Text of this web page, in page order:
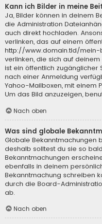
Kann ich Bilder in meine
Ja, Bilder können in deinem
die Administration
auch direkt hochladen.
verlinken, das auf einem
http://www.domain.tld/mein-
verlinken, die sich auf
ist ein öffentlich zugänglicher
nach einer Anmeldung
Yahoo-Mailboxen, mit einem
Um das Bild anzuzeigen,
Nach oben
Was sind globale
Globale Bekanntmachungen
deshalb solltest du sie so
Bekanntmachungen
ebenfalls in deinem
Bekanntmachung schreiben
durch die Board-
ab.
Nach oben